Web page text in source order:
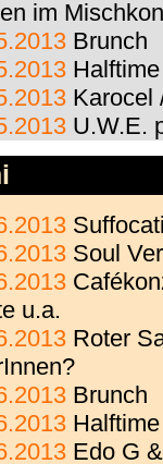
im
Brunch
Halftime
Karocel
U.W.E.
Soul
u.a.
Roter
Brunch
Halftime
Edo G